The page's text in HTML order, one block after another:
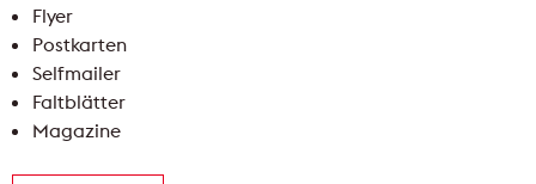
Flyer
Postkarten
Selfmailer
Faltblätter
Magazine